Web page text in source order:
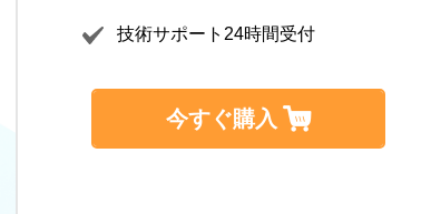
技術サポート24時間受付
今すぐ購入